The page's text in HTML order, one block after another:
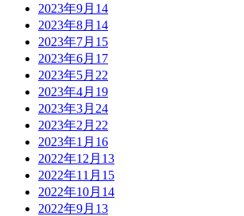
2023年9月 14
2023年8月 14
2023年7月 15
2023年6月 17
2023年5月 22
2023年4月 19
2023年3月 24
2023年2月 22
2023年1月 16
2022年12月 13
2022年11月 15
2022年10月 14
2022年9月 13